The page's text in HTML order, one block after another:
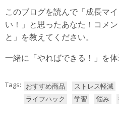
このブログを読んで「成長マ
い！」と思ったあなた！コメ
と」を教えてください。
一緒に「やればできる！」を体
Tags: おすすめ商品 ストレス軽減
ライフハック
学習 悩み